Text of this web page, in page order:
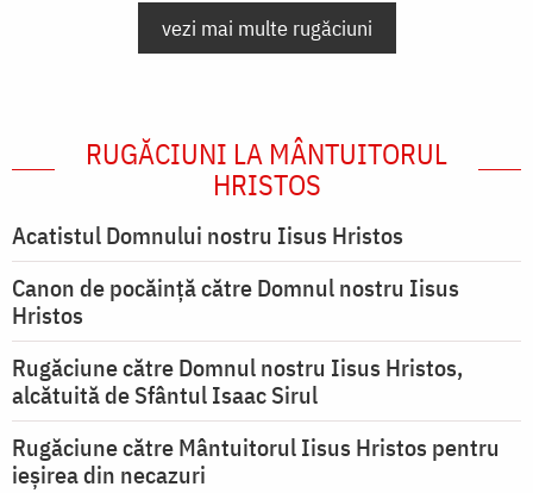
vezi mai multe rugăciuni
RUGĂCIUNI LA MÂNTUITORUL
HRISTOS
Acatistul Domnului nostru Iisus Hristos
Canon de pocăință către Domnul nostru Iisus
Hristos
Rugăciune către Domnul nostru Iisus Hristos,
alcătuită de Sfântul Isaac Sirul
Rugăciune către Mântuitorul Iisus Hristos pentru
ieşirea din necazuri